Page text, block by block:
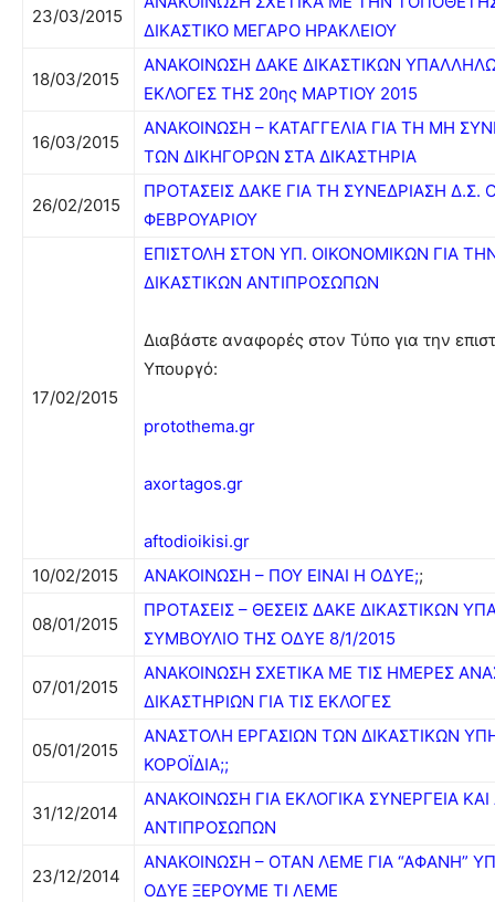
23/03/2015
ΔΙΚΑΣΤΙΚΟ ΜΕΓΑΡΟ ΗΡΑΚΛΕΙΟΥ
18/03/2015
ΑΝΑΚΟΙΝΩΣΗ ΔΑΚΕ ΔΙΚΑΣΤΙΚΩΝ
ΕΚΛΟΓΕΣ ΤΗΣ 20ης ΜΑΡΤΙΟΥ 2015
16/03/2015
ΑΝΑΚΟΙΝΩΣΗ – ΚΑΤΑΓΓΕΛΙΑ ΓΙΑ ΤΗ ΜΗ
ΤΩΝ ΔΙΚΗΓΟΡΩΝ ΣΤΑ ΔΙΚΑΣΤΗΡΙΑ
26/02/2015
ΠΡΟΤΑΣΕΙΣ ΔΑΚΕ ΓΙΑ ΤΗ ΣΥΝΕΔΡΙΑΣΗ Δ.Σ.
ΦΕΒΡΟΥΑΡΙΟΥ
17/02/2015
ΕΠΙΣΤΟΛΗ ΣΤΟΝ ΥΠ. ΟΙΚΟΝΟΜΙΚΩΝ ΓΙΑ
ΔΙΚΑΣΤΙΚΩΝ ΑΝΤΙΠΡΟΣΩΠΩΝ
Διαβάστε αναφορές στον Τύπο για την
Υπουργό:
protothema.gr
axortagos.gr
aftodioikisi.gr
10/02/2015
ΑΝΑΚΟΙΝΩΣΗ – ΠΟΥ ΕΙΝΑΙ Η ΟΔΥΕ;;
08/01/2015
ΠΡΟΤΑΣΕΙΣ – ΘΕΣΕΙΣ ΔΑΚΕ ΔΙΚΑΣΤΙΚΩΝ
ΣΥΜΒΟΥΛΙΟ ΤΗΣ ΟΔΥΕ 8/1/2015
07/01/2015
ΑΝΑΚΟΙΝΩΣΗ ΣΧΕΤΙΚΑ ΜΕ ΤΙΣ ΗΜΕΡΕΣ
ΔΙΚΑΣΤΗΡΙΩΝ ΓΙΑ ΤΙΣ ΕΚΛΟΓΕΣ
05/01/2015
ΑΝΑΣΤΟΛΗ ΕΡΓΑΣΙΩΝ ΤΩΝ ΔΙΚΑΣΤΙΚΩΝ
ΚΟΡΟΪΔΙΑ;;
31/12/2014
ΑΝΑΚΟΙΝΩΣΗ ΓΙΑ ΕΚΛΟΓΙΚΑ ΣΥΝΕΡΓΕΙΑ
ΑΝΤΙΠΡΟΣΩΠΩΝ
23/12/2014
ΑΝΑΚΟΙΝΩΣΗ – ΟΤΑΝ ΛΕΜΕ ΓΙΑ “ΑΦΑΝΗ”
ΟΔΥΕ ΞΕΡΟΥΜΕ ΤΙ ΛΕΜΕ